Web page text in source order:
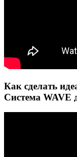
Как сделать
Система WAVE